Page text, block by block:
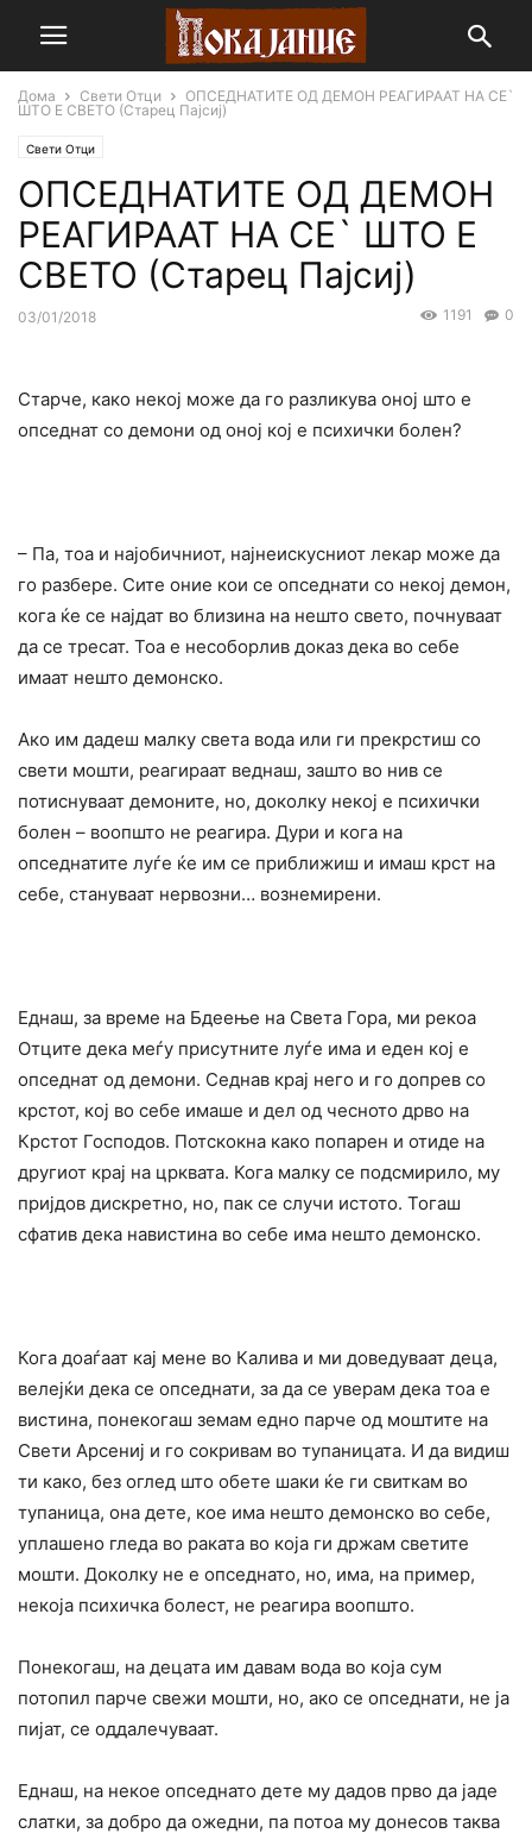
Дома Свети Отци
ОПСЕДНАТИТЕ ОД ДЕМОН РЕАГИРААТ НА СЕ`
ШТО Е СВЕТО (Старец Пајсиј)
Свети Отци
ОПСЕДНАТИТЕ ОД ДЕМОН
РЕАГИРААТ НА СЕ` ШТО Е
СВЕТО (Старец Пајсиј)
03/01/2018 0
1191
Старче, како некој може да го разликува оној што е
опседнат со демони од оној кој е психички болен?
– Па, тоа и најобичниот, најнеискусниот лекар може да
го разбере. Сите оние кои се опседнати со некој демон,
кога ќе се најдат во близина на нешто свето, почнуваат
да се тресат. Тоа е несоборлив доказ дека во себе
имаат нешто демонско.
Ако им дадеш малку света вода или ги прекрстиш со
свети мошти, реагираат веднаш, зашто во нив се
потиснуваат демоните, но, доколку некој е психички
болен – воопшто не реагира. Дури и кога на
опседнатите луѓе ќе им се приближиш и имаш крст на
себе, стануваат нервозни… вознемирени.
Еднаш, за време на Бдеење на Света Гора, ми рекоа
Отците дека меѓу присутните луѓе има и еден кој е
опседнат од демони. Седнав крај него и го допрев со
крстот, кој во себе имаше и дел од чесното дрво на
Крстот Господов. Потскокна како попарен и отиде на
другиот крај на црквата. Кога малку се подсмирило, му
пријдов дискретно, но, пак се случи истото. Тогаш
сфатив дека навистина во себе има нешто демонско.
Кога доаѓаат кај мене во Калива и ми доведуваат деца,
велејќи дека се опседнати, за да се уверам дека тоа е
вистина, понекогаш земам едно парче од моштите на
Свети Арсениј и го сокривам во тупаницата. И да видиш
ти како, без оглед што обете шаки ќе ги свиткам во
тупаница, она дете, кое има нешто демонско во себе,
уплашено гледа во раката во која ги држам светите
мошти. Доколку не е опседнато, но, има, на пример,
некоја психичка болест, не реагира воопшто.
Понекогаш, на децата им давам вода во која сум
потопил парче свежи мошти, но, ако се опседнати, не ја
пијат, се оддалечуваат.
Еднаш, на некое опседнато дете му дадов прво да јаде
слатки, за добро да ожедни, па потоа му донесов таква